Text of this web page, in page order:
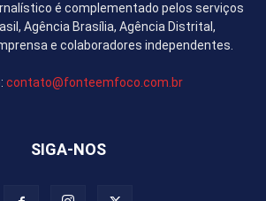
é complementado pelos serviços
Agência Brasília, Agência Distrital,
e colaboradores independentes.
contato@fonteemfoco.com.br
SIGA-NOS